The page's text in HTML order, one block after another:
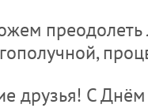
друзья! С